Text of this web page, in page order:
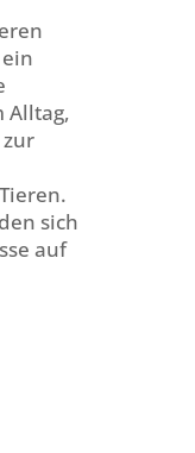
Alltag,
sich
auf